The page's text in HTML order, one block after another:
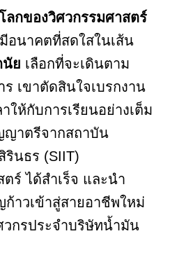
ลกของวิศวกรรมศาสตร์
อนาคตที่สดใสในเส้น
ย เลือกที่จะเดินตาม
เขาตัดสินใจเบรกงาน
ให้กับการเรียนอย่างเต็ม
ญาตรีจากสถาบัน
รินธร (SIIT)
ร์ ได้สำเร็จ และนำ
าวเข้าสู่สายอาชีพใหม่
วกรประจำบริษัทน้ำมัน